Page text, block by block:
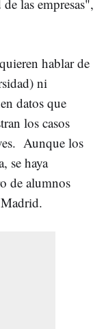
las empresas",
hablar de
ni
datos que
los casos
Aunque los
se haya
de alumnos